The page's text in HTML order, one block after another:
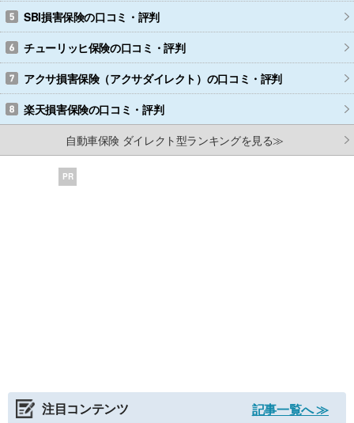
SBI損害保険の口コミ・評判
チューリッヒ保険の口コミ・評判
アクサ損害保険（アクサダイレクト） の口コミ・評判
楽天損害保険の口コミ・評判
自動車保険 ダイレクト型ランキングを見る≫
PR
注目コンテンツ
記事一覧へ ≫